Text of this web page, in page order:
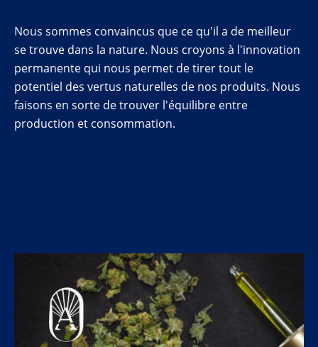
Nous sommes convaincus que ce qu'il a de meilleur
se trouve dans la nature. Nous croyons à l'innovation
permanente qui nous permet de tirer tout le
potentiel des vertus naturelles de nos produits. Nous
faisons en sorte de trouver l'équilibre entre
production et consommation.